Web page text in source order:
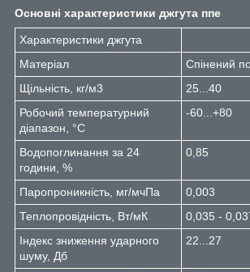
Основні характеристики джгута ппе
Характеристики джгута
Матеріал
Спінений
Щільність, кг/м3
25...40
Робочий температурний
діапазон, °С
-60...+80
Водопоглинання за 24
години, %
0,85
Паропроникність, мг/мчПа
0,003
Теплопровідність, Вт/мК
0,035 -
Індекс зниження ударного
шуму, Дб
22...27